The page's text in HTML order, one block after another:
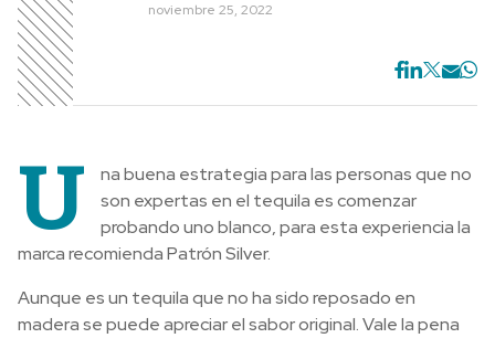
noviembre 25, 2022
U
na buena estrategia para las personas que no
son expertas en el tequila es comenzar
probando uno blanco, para esta experiencia la
marca recomienda Patrón Silver.
Aunque es un tequila que no ha sido reposado en
madera se puede apreciar el sabor original. Vale la pena